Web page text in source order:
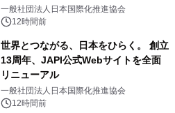
をリリース
一般社団法人日本国際化推進協会
12時間前
世界とつながる、日本をひらく。 創立
13周年、JAPI公式Webサイトを全面
リニューアル
一般社団法人日本国際化推進協会
12時間前